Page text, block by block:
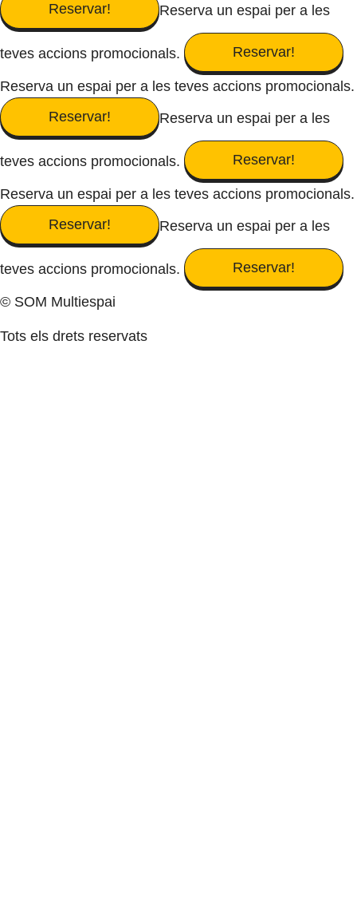
Reservar!
Reserva un espai per a les
teves accions promocionals. Reservar!
Reserva un espai per a les teves accions promocionals.
Reservar!
Reserva un espai per a les
teves accions promocionals. Reservar!
Reserva un espai per a les teves accions promocionals.
Reservar!
Reserva un espai per a les
teves accions promocionals. Reservar!
© SOM Multiespai
Tots els drets reservats